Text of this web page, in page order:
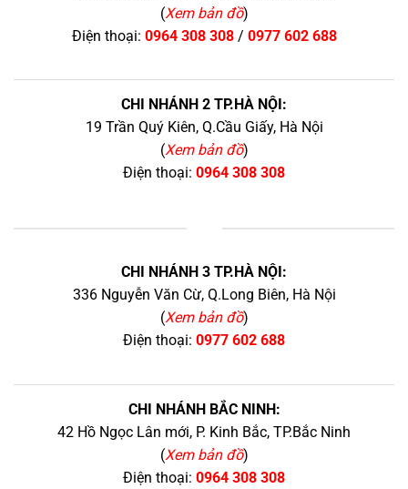
(Xem bản đồ)
Điện thoại: 0964 308 308/ 0977 602 688
CHI NHÁNH 2 TP.HÀ NỘI:
19 Trần Quý Kiên, Q.Cầu Giấy, Hà Nội
(Xem bản đồ)
Điện thoại: 0964 308 308
CHI NHÁNH 3 TP.HÀ NỘI:
336 Nguyễn Văn Cừ, Q.Long Biên, Hà Nội
(Xem bản đồ)
Điện thoại: 0977 602 688
CHI NHÁNH BẮC NINH:
42 Hồ Ngọc Lân mới, P. Kinh Bắc, TP.Bắc Ninh
(Xem bản đồ)
Điện thoại: 0964 308 308